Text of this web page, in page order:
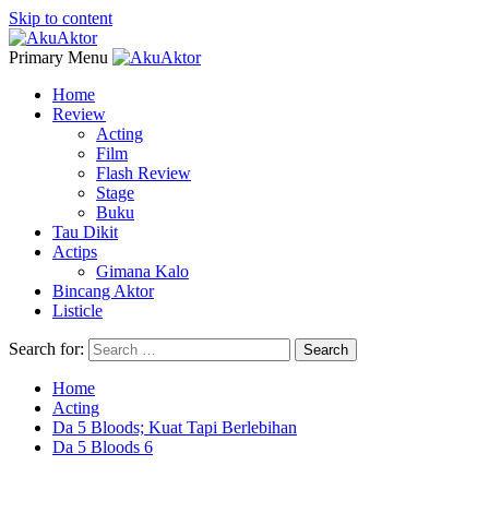
Skip to content
Primary Menu
Home
Review
Acting
Film
Flash Review
Stage
Buku
Tau Dikit
Actips
Gimana Kalo
Bincang Aktor
Listicle
Search for:
Home
Acting
Da 5 Bloods; Kuat Tapi Berlebihan
Da 5 Bloods 6